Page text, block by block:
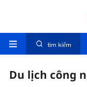
tìm kiếm
Du lịch công